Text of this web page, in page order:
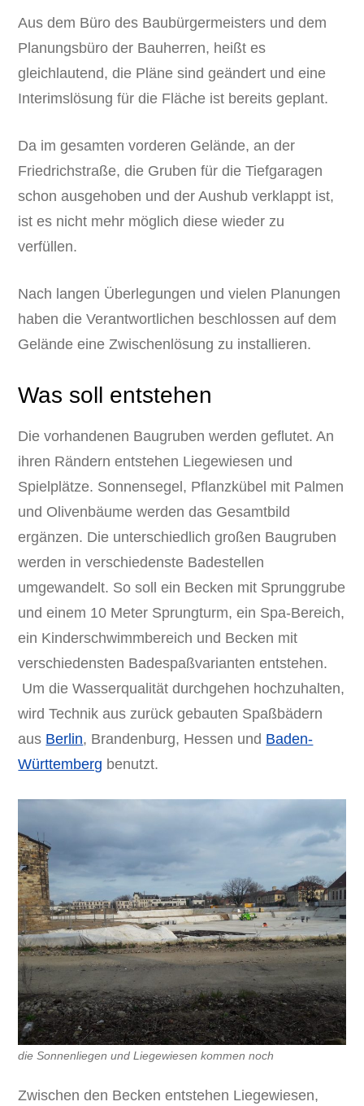
Aus dem Büro des Baubürgermeisters und dem
Planungsbüro der Bauherren, heißt es
gleichlautend, die Pläne sind geändert und eine
Interimslösung für die Fläche ist bereits geplant.
Da im gesamten vorderen Gelände, an der
Friedrichstraße, die Gruben für die Tiefgaragen
schon ausgehoben und der Aushub verklappt ist,
ist es nicht mehr möglich diese wieder zu
verfüllen.
Nach langen Überlegungen und vielen Planungen
haben die Verantwortlichen beschlossen auf dem
Gelände eine Zwischenlösung zu installieren.
Was soll entstehen
Die vorhandenen Baugruben werden geflutet. An
ihren Rändern entstehen Liegewiesen und
Spielplätze. Sonnensegel, Pflanzkübel mit Palmen
und Olivenbäume werden das Gesamtbild
ergänzen. Die unterschiedlich großen Baugruben
werden in verschiedenste Badestellen
umgewandelt. So soll ein Becken mit Sprunggrube
und einem 10 Meter Sprungturm, ein Spa-Bereich,
ein Kinderschwimmbereich und Becken mit
verschiedensten Badespaßvarianten entstehen.
Um die Wasserqualität durchgehen hochzuhalten,
wird Technik aus zurück gebauten Spaßbädern
aus Berlin, Brandenburg, Hessen und Baden-
Württemberg benutzt.
die Sonnenliegen und Liegewiesen kommen noch
Zwischen den Becken entstehen Liegewiesen,